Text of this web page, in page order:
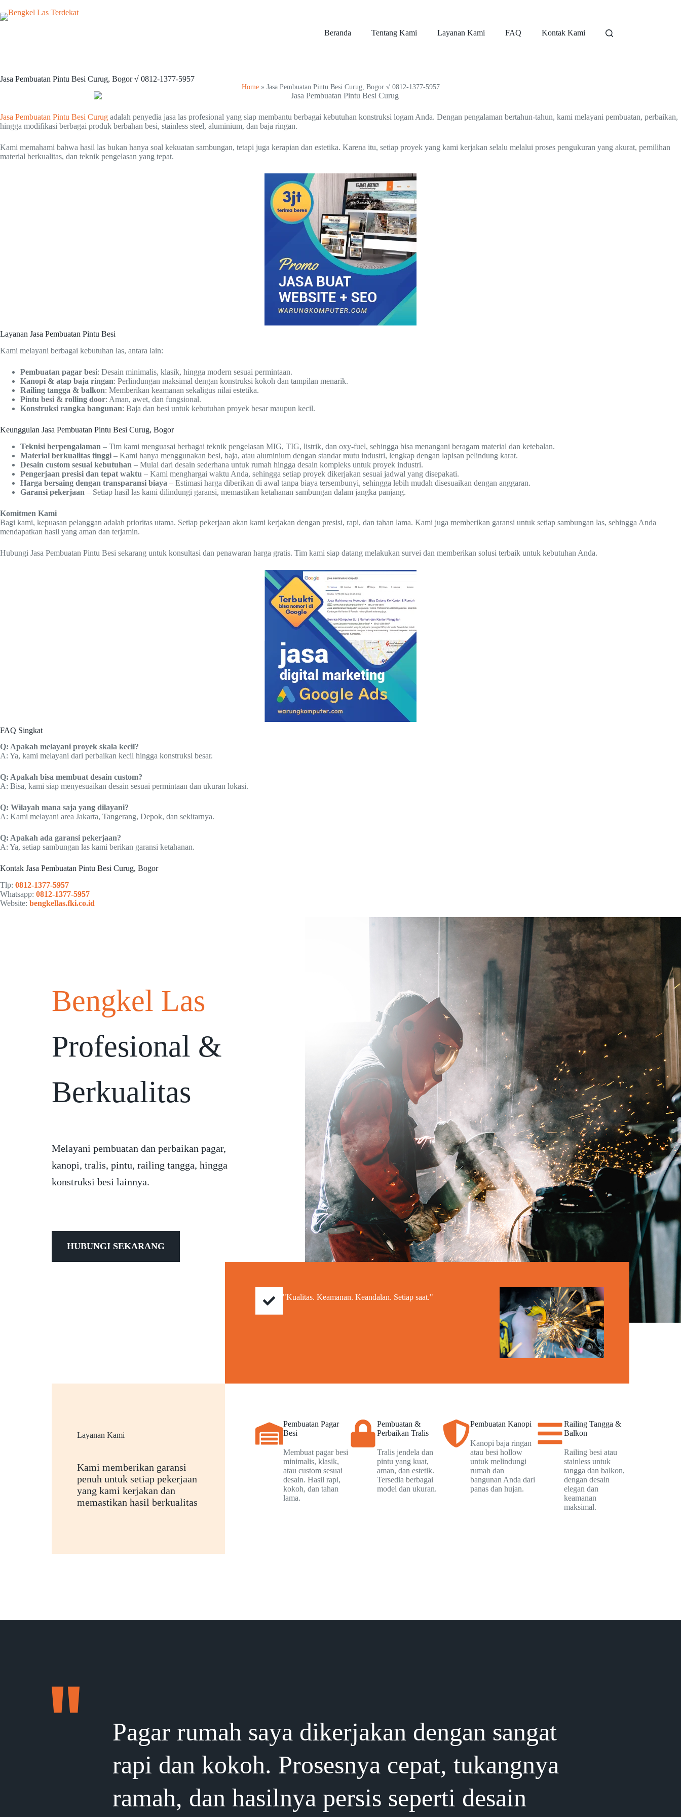
Beranda Tentang Kami Layanan Kami FAQ Kontak Kami
Jasa Pembuatan Pintu Besi Curug, Bogor √ 0812-1377-5957
Home» Jasa Pembuatan Pintu Besi Curug, Bogor √ 0812-1377-5957
Jasa Pembuatan Pintu Besi Curug adalah penyedia jasa las profesional yang siap membantu berbagai kebutuhan konstruksi logam Anda. Dengan pengalaman bertahun-tahun, kami melayani pembuatan, perbaikan,
hingga modifikasi berbagai produk berbahan besi, stainless steel, aluminium, dan baja ringan.
Kami memahami bahwa hasil las bukan hanya soal kekuatan sambungan, tetapi juga kerapian dan estetika. Karena itu, setiap proyek yang kami kerjakan selalu melalui proses pengukuran yang akurat, pemilihan
material berkualitas, dan teknik pengelasan yang tepat.
Layanan Jasa Pembuatan Pintu Besi
Kami melayani berbagai kebutuhan las, antara lain:
Pembuatan pagar besi: Desain minimalis, klasik, hingga modern sesuai permintaan.
Kanopi & atap baja ringan: Perlindungan maksimal dengan konstruksi kokoh dan tampilan menarik.
Railing tangga & balkon: Memberikan keamanan sekaligus nilai estetika.
Pintu besi & rolling door: Aman, awet, dan fungsional.
Konstruksi rangka bangunan: Baja dan besi untuk kebutuhan proyek besar maupun kecil.
Keunggulan Jasa Pembuatan Pintu Besi Curug, Bogor
Teknisi berpengalaman – Tim kami menguasai berbagai teknik pengelasan MIG, TIG, listrik, dan oxy-fuel, sehingga bisa menangani beragam material dan ketebalan.
Material berkualitas tinggi – Kami hanya menggunakan besi, baja, atau aluminium dengan standar mutu industri, lengkap dengan lapisan pelindung karat.
Desain custom sesuai kebutuhan – Mulai dari desain sederhana untuk rumah hingga desain kompleks untuk proyek industri.
Pengerjaan presisi dan tepat waktu – Kami menghargai waktu Anda, sehingga setiap proyek dikerjakan sesuai jadwal yang disepakati.
Harga bersaing dengan transparansi biaya – Estimasi harga diberikan di awal tanpa biaya tersembunyi, sehingga lebih mudah disesuaikan dengan anggaran.
Garansi pekerjaan – Setiap hasil las kami dilindungi garansi, memastikan ketahanan sambungan dalam jangka panjang.
Komitmen Kami
Bagi kami, kepuasan pelanggan adalah prioritas utama. Setiap pekerjaan akan kami kerjakan dengan presisi, rapi, dan tahan lama. Kami juga memberikan garansi untuk setiap sambungan las, sehingga Anda
mendapatkan hasil yang aman dan terjamin.
Hubungi Jasa Pembuatan Pintu Besi sekarang untuk konsultasi dan penawaran harga gratis. Tim kami siap datang melakukan survei dan memberikan solusi terbaik untuk kebutuhan Anda.
FAQ Singkat
Q: Apakah melayani proyek skala kecil?
A: Ya, kami melayani dari perbaikan kecil hingga konstruksi besar.
Q: Apakah bisa membuat desain custom?
A: Bisa, kami siap menyesuaikan desain sesuai permintaan dan ukuran lokasi.
Q: Wilayah mana saja yang dilayani?
A: Kami melayani area Jakarta, Tangerang, Depok, dan sekitarnya.
Q: Apakah ada garansi pekerjaan?
A: Ya, setiap sambungan las kami berikan garansi ketahanan.
Kontak Jasa Pembuatan Pintu Besi Curug, Bogor
Tlp: 0812-1377-5957
Whatsapp: 0812-1377-5957
Website: bengkellas.fki.co.id
Bengkel Las
Profesional &
Berkualitas
Melayani pembuatan dan perbaikan pagar,
kanopi, tralis, pintu, railing tangga, hingga
konstruksi besi lainnya.
HUBUNGI SEKARANG
"Kualitas. Keamanan. Keandalan. Setiap saat."
Layanan Kami
Kami memberikan garansi
penuh untuk setiap pekerjaan
yang kami kerjakan dan
memastikan hasil berkualitas
Pembuatan Pagar
Besi
Membuat pagar besi
minimalis, klasik,
atau custom sesuai
desain. Hasil rapi,
kokoh, dan tahan
lama.
Pembuatan &
Perbaikan Tralis
Tralis jendela dan
pintu yang kuat,
aman, dan estetik.
Tersedia berbagai
model dan ukuran.
Pembuatan Kanopi
Kanopi baja ringan
atau besi hollow
untuk melindungi
rumah dan
bangunan Anda dari
panas dan hujan.
Railing Tangga &
Balkon
Railing besi atau
stainless untuk
tangga dan balkon,
dengan desain
elegan dan
keamanan
maksimal.
Pagar rumah saya dikerjakan dengan sangat
rapi dan kokoh. Prosesnya cepat, tukangnya
ramah, dan hasilnya persis seperti desain